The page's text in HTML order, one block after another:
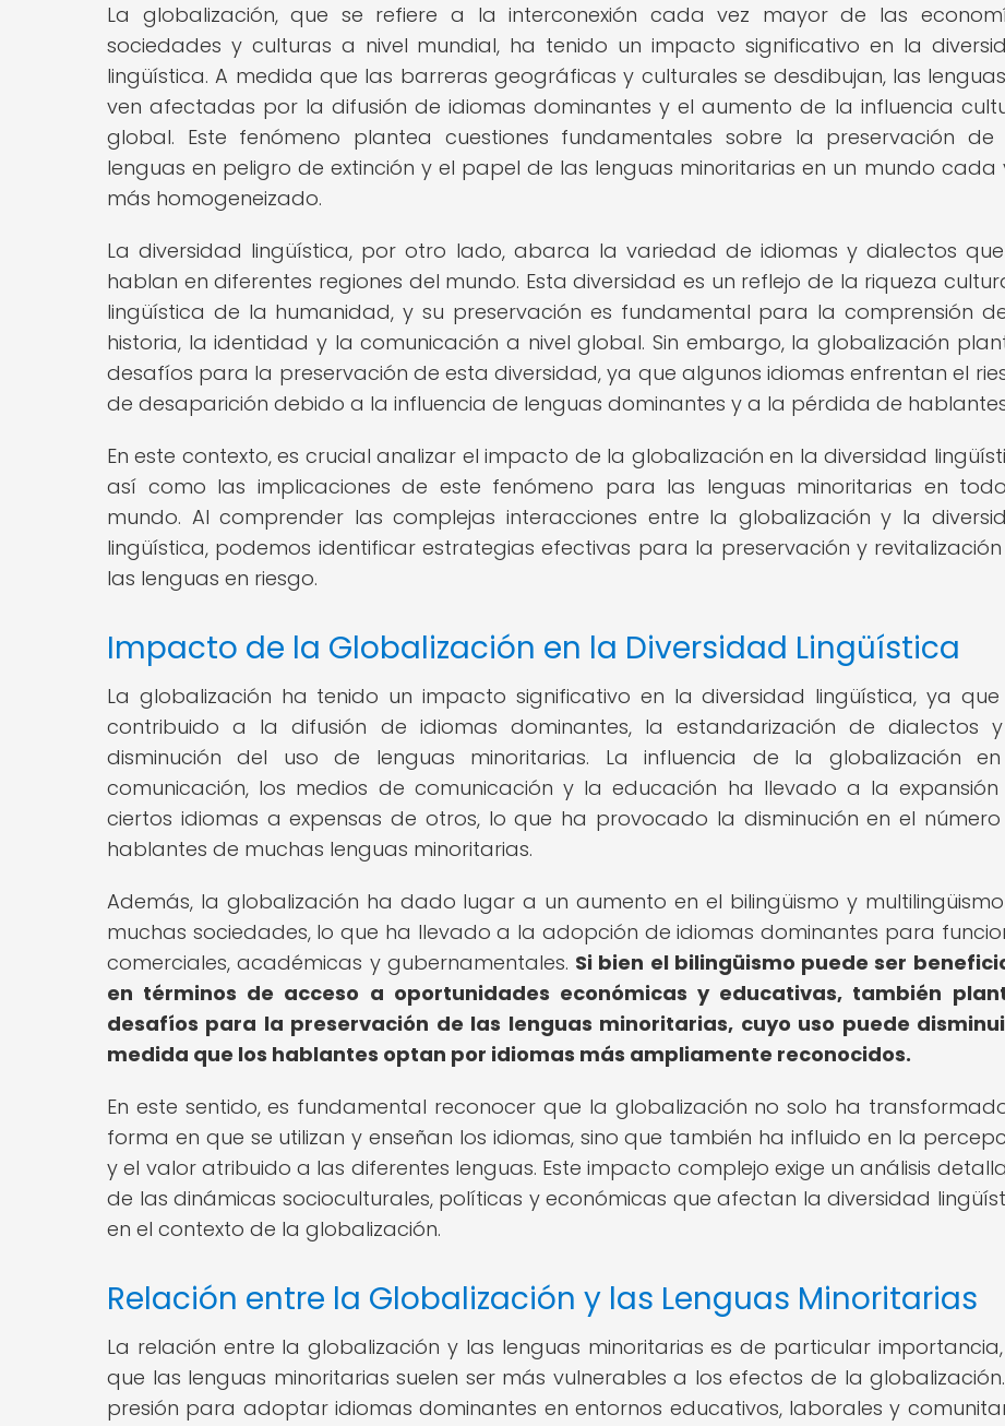
La globalización, que se refiere a la interconexión cada vez mayor de las
sociedades y culturas a nivel mundial, ha tenido un impacto significativo en la
lingüística. A medida que las barreras geográficas y culturales se desdibujan, las
ven afectadas por la difusión de idiomas dominantes y el aumento de la influencia
global. Este fenómeno plantea cuestiones fundamentales sobre la preservación de
lenguas en peligro de extinción y el papel de las lenguas minoritarias en un mundo cada
más homogeneizado.
La diversidad lingüística, por otro lado, abarca la variedad de idiomas y dialectos
hablan en diferentes regiones del mundo. Esta diversidad es un reflejo de la riqueza
lingüística de la humanidad, y su preservación es fundamental para la comprensión
historia, la identidad y la comunicación a nivel global. Sin embargo, la globalización
desafíos para la preservación de esta diversidad, ya que algunos idiomas enfrentan el
de desaparición debido a la influencia de lenguas dominantes y a la pérdida de
En este contexto, es crucial analizar el impacto de la globalización en la diversidad
así como las implicaciones de este fenómeno para las lenguas minoritarias en
mundo. Al comprender las complejas interacciones entre la globalización y la
lingüística, podemos identificar estrategias efectivas para la preservación y
las lenguas en riesgo.
Impacto de la Globalización en la Diversidad Lingüística
La globalización ha tenido un impacto significativo en la diversidad lingüística, ya
contribuido a la difusión de idiomas dominantes, la estandarización de dialectos
disminución del uso de lenguas minoritarias. La influencia de la globalización
comunicación, los medios de comunicación y la educación ha llevado a la
ciertos idiomas a expensas de otros, lo que ha provocado la disminución en el
hablantes de muchas lenguas minoritarias.
Además, la globalización ha dado lugar a un aumento en el bilingüismo y
muchas sociedades, lo que ha llevado a la adopción de idiomas dominantes para
comerciales, académicas y gubernamentales. Si bien el bilingüismo puede ser
en términos de acceso a oportunidades económicas y educativas, también
desafíos para la preservación de las lenguas minoritarias, cuyo uso puede
medida que los hablantes optan por idiomas más ampliamente reconocidos.
En este sentido, es fundamental reconocer que la globalización no solo ha
forma en que se utilizan y enseñan los idiomas, sino que también ha influido en la
y el valor atribuido a las diferentes lenguas. Este impacto complejo exige un análisis
de las dinámicas socioculturales, políticas y económicas que afectan la diversidad
en el contexto de la globalización.
Relación entre la Globalización y las Lenguas Minoritarias
La relación entre la globalización y las lenguas minoritarias es de particular
que las lenguas minoritarias suelen ser más vulnerables a los efectos de la
presión para adoptar idiomas dominantes en entornos educativos, laborales y